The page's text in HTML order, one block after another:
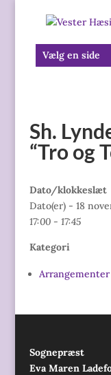
Vælg en side
Sh.
“Tro og
Dato/klokkeslæt
Dato(er) - 18
17:00 - 17:45
Kategori
Arrangementer
Sognepræst
Eva Maren